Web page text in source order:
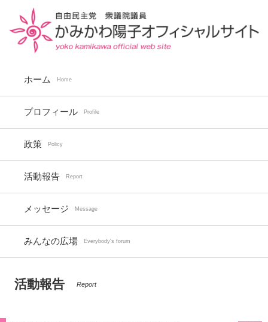
ホーム Home
プロフィール Profile
政策 Policy
活動報告 Report
メッセージ Message
みんなの広場 Everybody's forum
活動報告 Report